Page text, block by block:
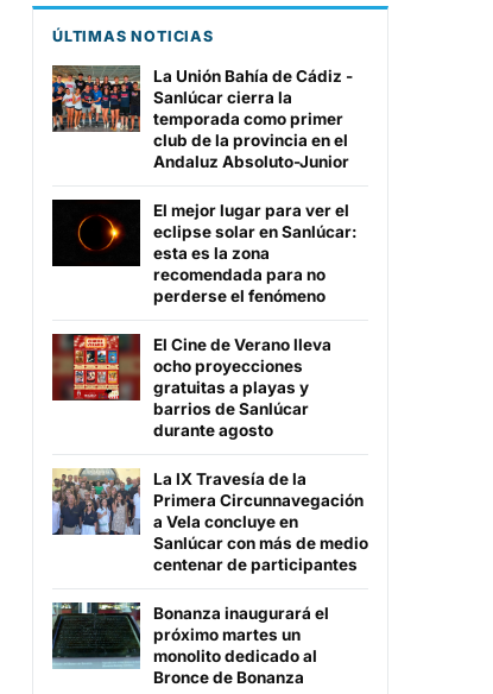
ÚLTIMAS NOTICIAS
La Unión Bahía de Cádiz -
Sanlúcar cierra la
temporada como primer
club de la provincia en el
Andaluz Absoluto-Junior
El mejor lugar para ver el
eclipse solar en Sanlúcar:
esta es la zona
recomendada para no
perderse el fenómeno
El Cine de Verano lleva
ocho proyecciones
gratuitas a playas y
barrios de Sanlúcar
durante agosto
La IX Travesía de la
Primera Circunnavegación
a Vela concluye en
Sanlúcar con más de medio
centenar de participantes
Bonanza inaugurará el
próximo martes un
monolito dedicado al
Bronce de Bonanza